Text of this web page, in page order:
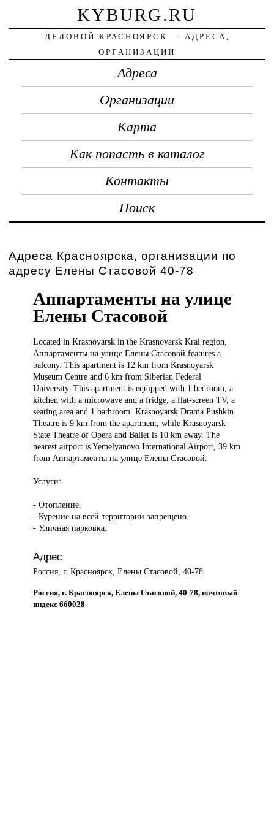
KYBURG.RU
ДЕЛОВОЙ КРАСНОЯРСК — АДРЕСА,
ОРГАНИЗАЦИИ
Адреса
Организации
Карта
Как попасть в каталог
Контакты
Поиск
Адреса Красноярска, организации по
адресу Елены Стасовой 40-78
Аппартаменты на улице
Елены Стасовой
Located inKrasnoyarsk in the Krasnoyarsk Krai region,
Аппартаменты на улице Елены Стасовой features a
balcony. This apartment is 12 km from Krasnoyarsk
Museum Centre and 6 km from Siberian Federal
University. This apartment is equipped with 1 bedroom, a
kitchen with a microwave and a fridge, a flat-screen TV, a
seating area and 1 bathroom. Krasnoyarsk Drama Pushkin
Theatre is 9 km from the apartment, while Krasnoyarsk
State Theatre of Opera and Ballet is 10 km away. The
nearest airport is Yemelyanovo International Airport, 39 km
from Аппартаменты на улице Елены Стасовой.
Услуги:
- Отопление.
- Курение на всей территории запрещено.
- Уличная парковка.
Адрес
Россия, г. Красноярск, Елены Стасовой, 40-78
Россия, г. Красноярск, Елены Стасовой, 40-78, почтовый
индекс 660028